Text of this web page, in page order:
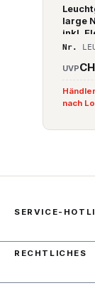
large
inkl.
Nr.
UVP
nach
SERVICE-
RECHTLICHES